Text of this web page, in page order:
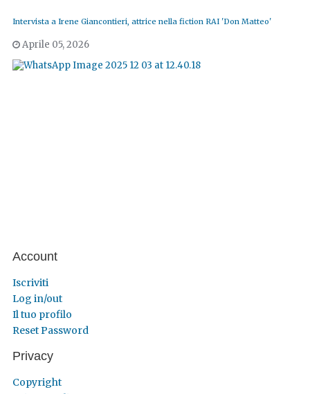
Intervista a Irene Giancontieri, attrice nella fiction RAI 'Don Matteo'
Aprile 05, 2026
Account
Iscriviti
Log in/out
Il tuo profilo
Reset Password
Privacy
Copyright